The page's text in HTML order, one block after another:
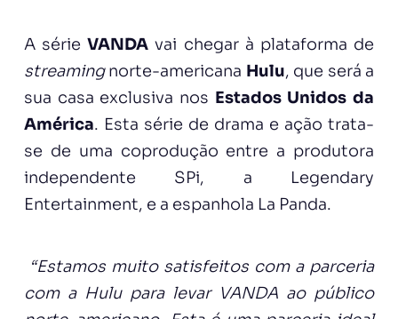
A sérieVANDA vai chegar à plataforma de
streamingnorte-americana Hulu, que será a
sua casa exclusiva nos Estados Unidos da
América. Esta série de drama e ação trata-
se de uma coprodução entre a produtora
independente SPi, a Legendary
Entertainment, e a espanhola La Panda.
“Estamos muito satisfeitos com a parceria
com a Hulu para levar VANDA ao público